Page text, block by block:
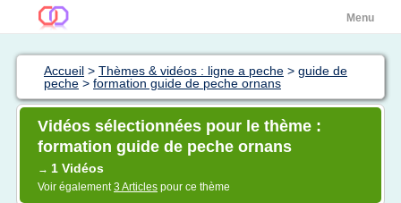
Menu
Accueil > Thèmes & vidéos : ligne a peche > guide de
peche > formation guide de peche ornans
Vidéos sélectionnées pour le thème :
formation guide de peche ornans
→ 1 Vidéos
Voir également3 Articles pour ce thème